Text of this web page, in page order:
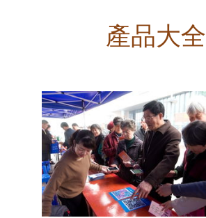
產品大全